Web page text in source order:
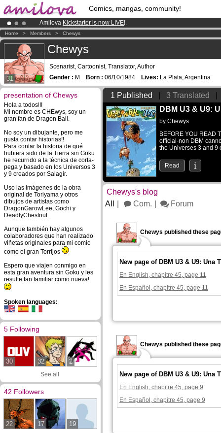
Comics, mangas, community!
Amilova Kickstarter is now LIVE!.
Already 100000membersand 1000comics & mangas!.
Premium membership from3.95 eurosper month !Get membership
Home > Members > Chewys
31
Chewys
Scenarist, Cartoonist, Translator, Author
Gender : M Born : 06/10/1984 Lives: La Plata, Argentina
presentation of Chewys
Hola a todos!!!
Mi nombre es CHEwys, soy un
gran fan de Dragon Ball.
No soy un dibujante, pero me
gusta contar historias!!
Para contar la historia de qué
hubiera sido de la Tierra sin Goku
he recurrido a la técnica de corta-
pega y basado en los Universos 3
y 9 creados por Salagir.
Uso las imágenes de la obra
original de Toriyama y otros
dibujos de artistas como
DragonGarowLee, Gochi y
DeadlyChestnut.
Aunque también hay algunos
colaboradores que han realizado
viñetas originales para mi comic
como el gran Torrijos
Espero que viajen conmigo en
esta gran aventura sin Goku y les
resulte tan familiar como nueva!
Spoken languages:
5 Following
30 32 2
See all
42 Followers
22 17 19
1 Published 3 Translated
DBM U3 & U9:
by Chewys
BEFORE YOU READ
official-non DBM
the Universes 3 and 9
Read
Chewys's blog
All
Com. Forum
Chewys published these
New page of DBM U3 & U9: Una
En English, chapitre 45, page 11
En Español, chapitre 45, page 11
Chewys published these
New page of DBM U3 & U9: Una
En English, chapitre 45, page 9
En Español, chapitre 45, page 9